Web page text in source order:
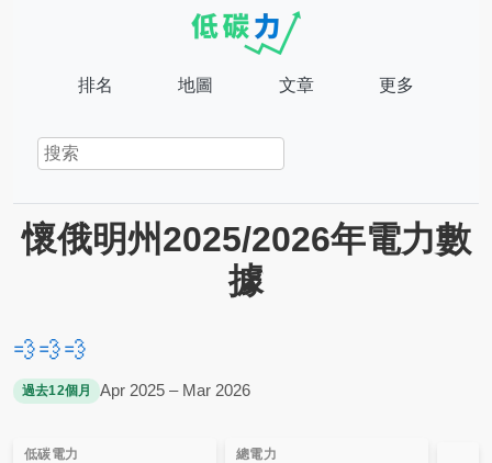
排名 地圖 文章 更多
懷俄明州2025/2026年電力數
據
💨💨💨
過去12個月 Apr 2025 – Mar 2026
低碳電力 總電力